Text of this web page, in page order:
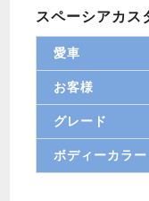
スペーシアカス
愛車
お客様
グレード
ボディーカラー